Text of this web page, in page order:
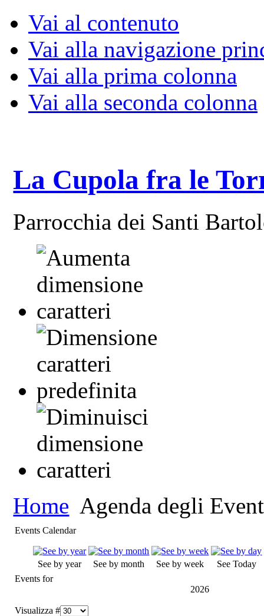
Vai al contenuto
Vai alla navigazione
Vai alla prima colonna
Vai alla seconda colonna
La Cupola fra le
Parrocchia dei Santi
Home Agenda degli
Events Calendar
See by year See by month See by week
See Today
Events for
2026
Visualizza #